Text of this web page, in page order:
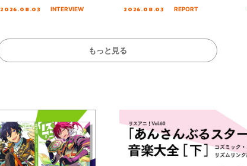
2026.08.03 INTERVIEW 2026.08.03 REPORT
もっと見る